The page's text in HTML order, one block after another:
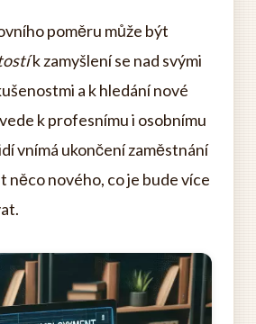
poměru může být
k zamyšlení se nad svými
a k hledání nové
k profesnímu i osobnímu
vnímá ukončení zaměstnání
něco nového, co je bude více